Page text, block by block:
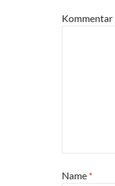
Kommentar
Name *